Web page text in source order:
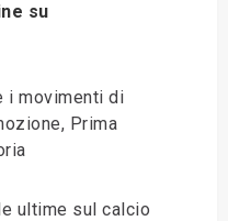
su
i movimenti di
Prima
ultime sul calcio